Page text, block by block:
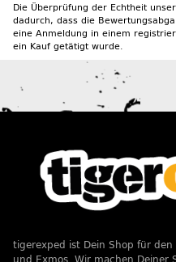
Die Überprüfung der Echtheit
dadurch, dass die
eine Anmeldung in einem
ein Kauf getätigt wurde.
tigerexped ist Dein Shop für den